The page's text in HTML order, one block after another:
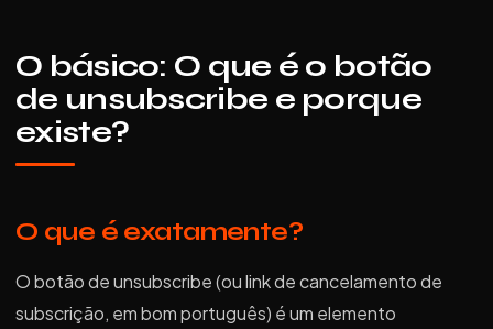
O básico: O que é o botão
de unsubscribe e porque
existe?
O que é exatamente?
O botão de unsubscribe (ou link de cancelamento de
subscrição, em bom português) é um elemento